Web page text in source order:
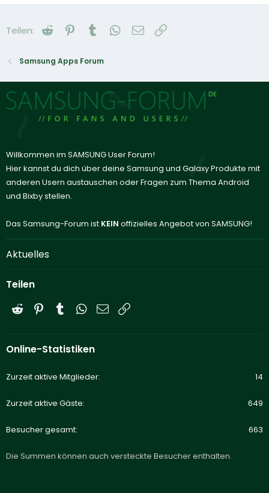
Teilen: Reddit Pinterest
Tumblr WhatsApp
E-Mail
Samsung Apps Forum
Willkommen im SAMSUNG User Forum!
Hier kannst du dich über deine Samsung und Galaxy Produkte mit
anderen Usern austauschen oder Fragen zum Thema Android
und Bixby stellen.
Das Samsung-Forum ist KEIN offizielles Angebot von SAMSUNG!
Aktuelles
Teilen
Reddit PinterestTumblrWhatsApp
E-Mail
Online-Statistiken
Zurzeit aktive Mitglieder 14
Zurzeit aktive Gäste 649
Besucher gesamt 663
Die Summen können auch versteckte Besucher enthalten.